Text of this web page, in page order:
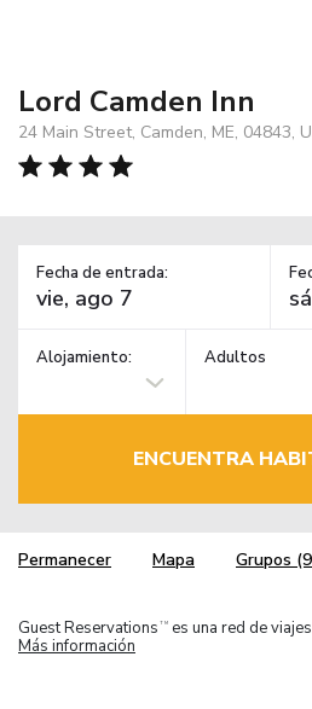
Lord Camden Inn
24 Main Street, Camden, ME, 04843,
Fecha de entrada:
Alojamiento: Adultos
ENCUENTRA
Permanecer Mapa Grupos
Guest Reservations TM
es una red de
Más información